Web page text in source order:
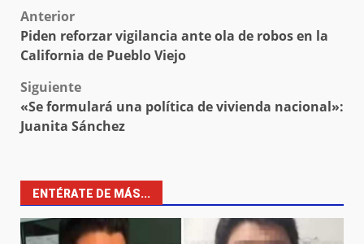
Post
navigation
Anterior
Piden reforzar vigilancia ante ola de robos en la
California de Pueblo Viejo
Siguiente
«Se formulará una política de vivienda nacional»:
Juanita Sánchez
ENTÉRATE DE MÁS...